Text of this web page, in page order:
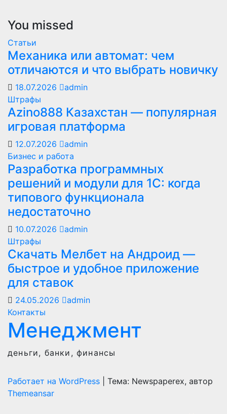
You missed
Статьи
Механика или автомат: чем
отличаются и что выбрать новичку
18.07.2026
admin
Штрафы
Azino888 Казахстан — популярная
игровая платформа
12.07.2026
admin
Бизнес и работа
Разработка программных
решений и модули для 1С: когда
типового функционала
недостаточно
10.07.2026
admin
Штрафы
Скачать Мелбет на Андроид —
быстрое и удобное приложение
для ставок
24.05.2026
admin
Контакты
Менеджмент
деньги, банки, финансы
Работает на WordPress
Тема: Newspaperex, автор
Themeansar